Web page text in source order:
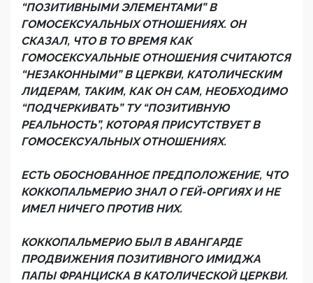
“ПОЗИТИВНЫМИ ЭЛЕМЕНТАМИ” В
ГОМОСЕКСУАЛЬНЫХ ОТНОШЕНИЯХ. ОН
СКАЗАЛ, ЧТО В ТО ВРЕМЯ КАК
ГОМОСЕКСУАЛЬНЫЕ ОТНОШЕНИЯ СЧИТАЮТСЯ
“НЕЗАКОННЫМИ” В ЦЕРКВИ, КАТОЛИЧЕСКИМ
ЛИДЕРАМ, ТАКИМ, КАК ОН САМ, НЕОБХОДИМО
“ПОДЧЕРКИВАТЬ” ТУ “ПОЗИТИВНУЮ
РЕАЛЬНОСТЬ”, КОТОРАЯ ПРИСУТСТВУЕТ В
ГОМОСЕКСУАЛЬНЫХ ОТНОШЕНИЯХ.
ЕСТЬ ОБОСНОВАННОЕ ПРЕДПОЛОЖЕНИЕ, ЧТО
КОККОПАЛЬМЕРИО ЗНАЛ О ГЕЙ-ОРГИЯХ И НЕ
ИМЕЛ НИЧЕГО ПРОТИВ НИХ.
КОККОПАЛЬМЕРИО БЫЛ В АВАНГАРДЕ
ПРОДВИЖЕНИЯ ПОЗИТИВНОГО ИМИДЖА
ПАПЫ ФРАНЦИСКА В КАТОЛИЧЕСКОЙ ЦЕРКВИ.